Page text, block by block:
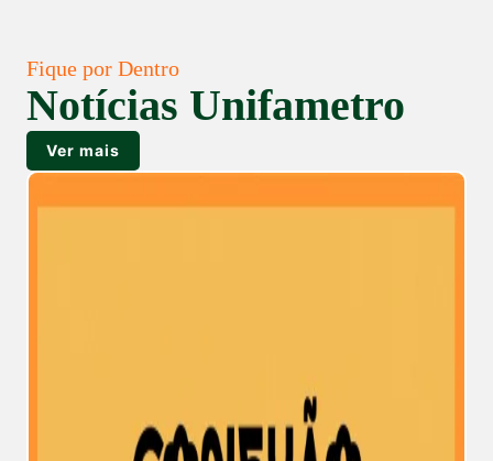
Fique por Dentro
Notícias Unifametro
Ver mais